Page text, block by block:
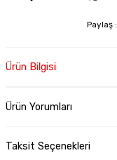
Paylaş :
Ürün Bilgisi
Ürün Yorumları
Taksit Seçenekleri